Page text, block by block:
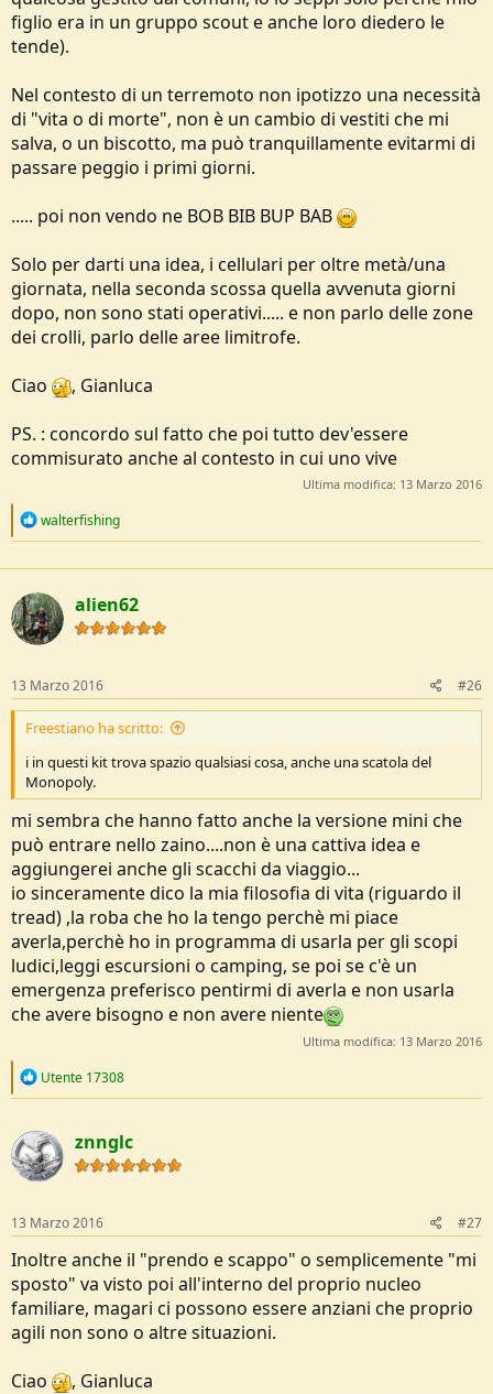
figlio era in un gruppo scout e anche loro diedero le
tende).
Nel contesto di un terremoto non ipotizzo una necessità
di "vita o di morte", non è un cambio di vestiti che mi
salva, o un biscotto, ma può tranquillamente evitarmi di
passare peggio i primi giorni.
..... poi non vendo ne BOB BIB BUP BAB
Solo per darti una idea, i cellulari per oltre metà/una
giornata, nella seconda scossa quella avvenuta giorni
dopo, non sono stati operativi..... e non parlo delle zone
dei crolli, parlo delle aree limitrofe.
Ciao
, Gianluca
PS. : concordo sul fatto che poi tutto dev'essere
commisurato anche al contesto in cui uno vive
Ultima modifica: 13 Marzo 2016
R
c
t
i
o
n
:
walterfishing
alien62
13 Marzo 2016 #26
Freestiano ha scritto:
i in questi kit trova spazio qualsiasi cosa, anche una scatola del
Monopoly.
mi sembra che hanno fatto anche la versione mini che
può entrare nello zaino....non è una cattiva idea e
aggiungerei anche gli scacchi da viaggio...
io sinceramente dico la mia filosofia di vita (riguardo il
tread) ,la roba che ho la tengo perchè mi piace
averla,perchè ho in programma di usarla per gli scopi
ludici,leggi escursioni o camping, se poi se c'è un
emergenza preferisco pentirmi di averla e non usarla
che avere bisogno e non avere niente
Ultima modifica: 13 Marzo 2016
R
c
t
i
o
s
:
Utente 17308
znnglc
13 Marzo 2016 #27
Inoltre anche il "prendo e scappo" o semplicemente "mi
sposto" va visto poi all'interno del proprio nucleo
familiare, magari ci possono essere anziani che proprio
agili non sono o altre situazioni.
Ciao
, Gianluca